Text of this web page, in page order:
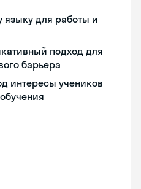
языку для работы и
подход для
барьера
интересы учеников